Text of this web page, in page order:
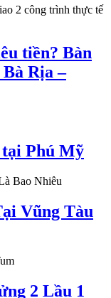
tiền? Bàn
Rịa –
tại Phú Mỹ
Vũng Tàu
2 Lầu 1